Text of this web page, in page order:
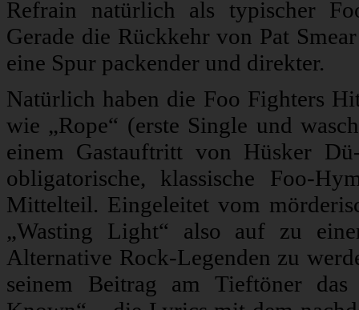
Refrain natürlich als typischer
Gerade die Rückkehr von Pat
eine Spur packender und direkter.
Natürlich haben die Foo Fighters
wie „Rope“ (erste Single und
einem Gastauftritt von Hüsker
obligatorische, klassische Foo-
Mittelteil. Eingeleitet vom
„Wasting Light“ also auf zu
Alternative Rock-Legenden zu
seinem Beitrag am Tieftöner